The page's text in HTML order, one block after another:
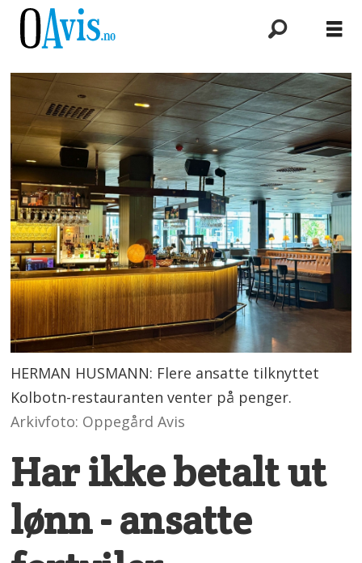
HERMAN HUSMANN: Flere ansatte tilknyttet
Kolbotn-restauranten venter på penger.
Arkivfoto: Oppegård Avis
Har ikke betalt ut
lønn - ansatte